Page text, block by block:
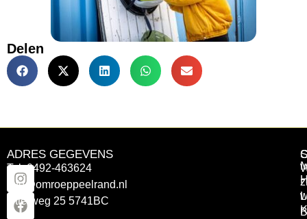
Delen
ADRES GEGEVENS
Tel: 0492-463624
info@omroeppeelrand.nl
Otterweg 25 5741BC